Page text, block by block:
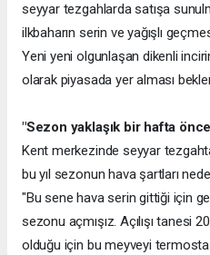
seyyar tezgahlarda satışa
ilkbaharın serin ve yağışlı
Yeni yeni olgunlaşan dikenli
olarak piyasada yer alması
"Sezon yaklaşık bir hafta
Kent merkezinde seyyar
bu yıl sezonun hava şartları
"Bu sene hava serin gittiği için
sezonu açmışız. Açılışı tanesi
olduğu için bu meyveyi